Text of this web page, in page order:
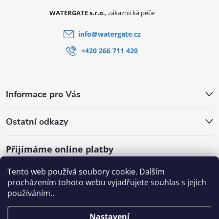
Tento web používá soubory cookie. Dalším
procházením tohoto webu vyjadřujete souhlas s jejich
používáním..
Nastavení
Informace pro Vás
Ostatní odkazy
Přijímáme online platby
WATERGATE s.r.o.
info@watergate.cz
+420 266 711 420